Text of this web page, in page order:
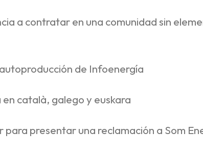
a contratar en una comunidad sin
de Infoenergía
català, galego y euskara
para presentar una reclamación a Som